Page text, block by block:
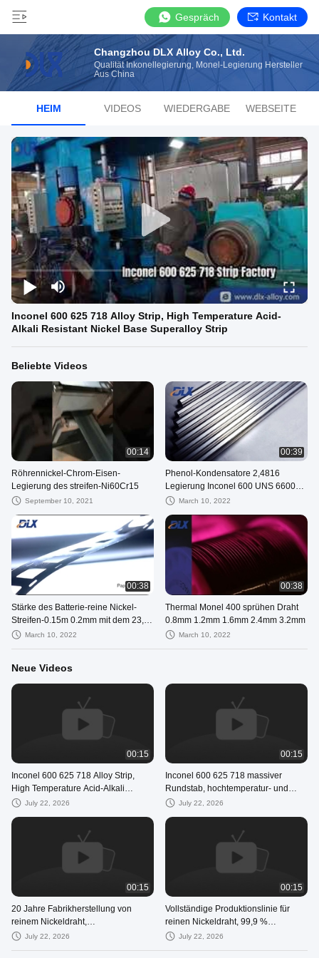
Gespräch Kontakt
Changzhou DLX Alloy Co., Ltd.
Qualität Inkonellegierung, Monel-Legierung Hersteller
Aus China
HEIM VIDEOS WIEDERGABE WEBSEITE
Inconel 600 625 718 Alloy Strip, High Temperature Acid-
Alkali Resistant Nickel Base Superalloy Strip
Beliebte Videos
00:14
Röhrennickel-Chrom-Eisen-
Legierung des streifen-Ni60Cr15
September 10, 2021
00:39
Phenol-Kondensatore 2,4816
Legierung Inconel 600 UNS 6600
InconelMarch 10, 2022
00:38
Stärke des Batterie-reine Nickel-
Streifen-0.15m 0.2mm mit dem 23,4
Neigungs-Abstand
March 10, 2022
00:38
Thermal Monel 400 sprühen Draht
0.8mm 1.2mm 1.6mm 2.4mm 3.2mm
March 10, 2022
Neue Videos
00:15
Inconel 600 625 718 Alloy Strip,
High Temperature Acid-Alkali
Resistant Nickel Base Superalloy
July 22, 2026
00:15
Inconel 600 625 718 massiver
Rundstab, hochtemperatur- und
säurekorrosionsbeständiger
July 22, 2026
00:15
20 Jahre Fabrikherstellung von
reinem Nickeldraht,
kundenspezifischer weicher/harter
July 22, 2026
00:15
Vollständige Produktionslinie für
reinen Nickeldraht, 99,9 %
hochreiner Ni200 Ni201-Nickeldraht
July 22, 2026